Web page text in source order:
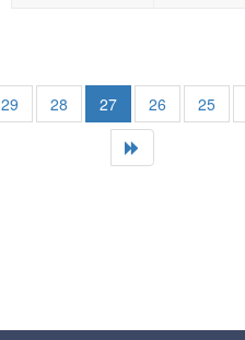
25
26
27
28
29